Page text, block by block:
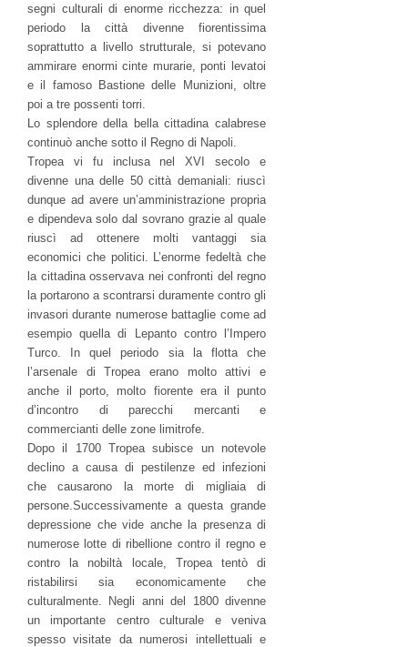
segni culturali di enorme ricchezza: in quel
periodo la città divenne fiorentissima
soprattutto a livello strutturale, si potevano
ammirare enormi cinte murarie, ponti levatoi
e il famoso Bastione delle Munizioni, oltre
poi a tre possenti torri.
Lo splendore della bella cittadina calabrese
continuò anche sotto il Regno di Napoli.
Tropea vi fu inclusa nel XVI secolo e
divenne una delle 50 città demaniali: riuscì
dunque ad avere un’amministrazione propria
e dipendeva solo dal sovrano grazie al quale
riuscì ad ottenere molti vantaggi sia
economici che politici. L’enorme fedeltà che
la cittadina osservava nei confronti del regno
la portarono a scontrarsi duramente contro gli
invasori durante numerose battaglie come ad
esempio quella di Lepanto contro l’Impero
Turco. In quel periodo sia la flotta che
l’arsenale di Tropea erano molto attivi e
anche il porto, molto fiorente era il punto
d’incontro di parecchi mercanti e
commercianti delle zone limitrofe.
Dopo il 1700 Tropea subisce un notevole
declino a causa di pestilenze ed infezioni
che causarono la morte di migliaia di
persone.Successivamente a questa grande
depressione che vide anche la presenza di
numerose lotte di ribellione contro il regno e
contro la nobiltà locale, Tropea tentò di
ristabilirsi sia economicamente che
culturalmente. Negli anni del 1800 divenne
un importante centro culturale e veniva
spesso visitate da numerosi intellettuali e